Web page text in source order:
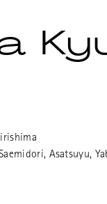
Asatsuyu,